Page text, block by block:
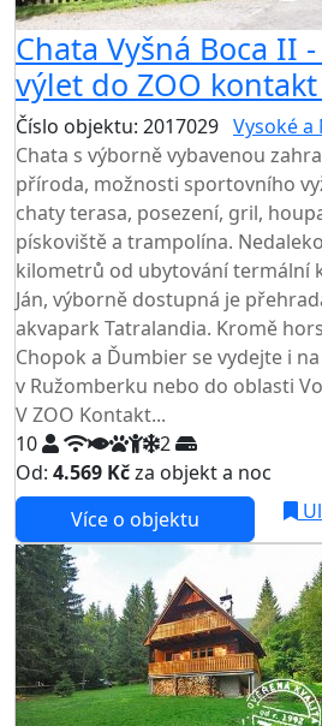
Chata Vyšná Boca II
výlet do ZOO
Číslo objektu: 2017029 Vysoké a
Chata s výborně vybavenou
příroda, možnosti sportovního
chaty terasa, posezení, gril,
pískoviště a trampolína.
kilometrů od ubytování termální
Ján, výborně dostupná je
akvapark Tatralandia. Kromě
Chopok a Ďumbier se vydejte i
v Ružomberku nebo do oblasti
V ZOO Kontakt...
10
2
Od: 4.569 Kčza objekt a noc
Více o objektu